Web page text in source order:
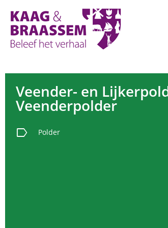
Veender- en
Veenderpolder
label Polder